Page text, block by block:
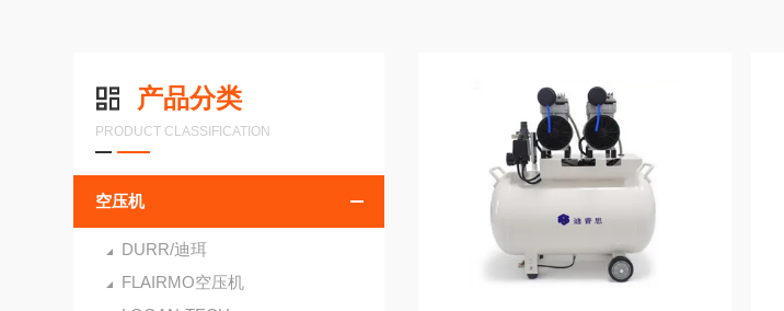
产品分类
PRODUCT CLASSIFICATION
空压机
DURR/迪珥
FLAIRMO空压机